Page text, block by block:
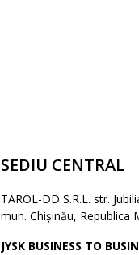
SEDIU CENTRAL
TAROL-DD S.R.L. str.
mun. Chișinău, Republica
JYSK BUSINESS TO